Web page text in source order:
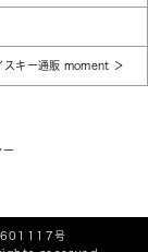
スキー通販 moment
号